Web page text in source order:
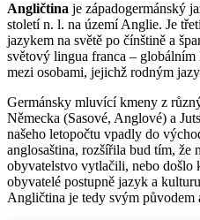
Angličtina je západogermánský
století n. l. na území Anglie. Je
jazykem na světě po čínštině a
světový lingua franca –
mezi osobami, jejichž rodným
Germánsky mluvící kmeny z
Německa (Sasové, Anglové) a
našeho letopočtu vpadly do
anglosaština, rozšířila bud tím,
obyvatelstvo vytlačili, nebo došlo
obyvatelé postupně jazyk a
Angličtina je tedy svým